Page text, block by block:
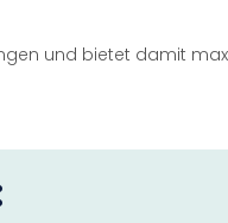
und bietet damit